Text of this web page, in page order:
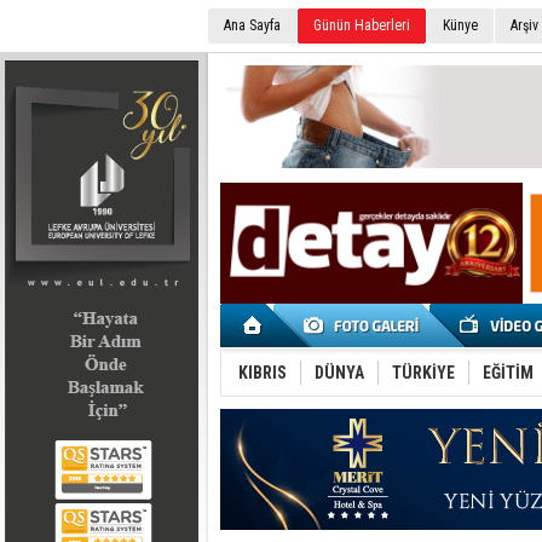
Ana Sayfa Günün Haberleri Künye Arşiv
KIBRIS DÜNYA TÜRKİYE EĞİTİM